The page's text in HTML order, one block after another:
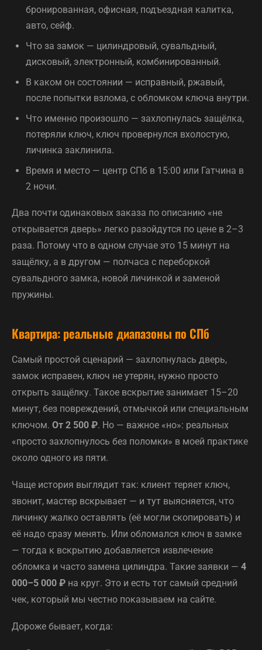
бронированная, офисная, подъездная калитка,
авто, сейф.
Что за замок — цилиндровый, сувальдный,
дисковый, электронный, комбинированный.
В каком он состоянии — исправный, ржавый,
после попытки взлома, с обломком ключа внутри.
Что именно произошло — захлопнулась защёлка,
потеряли ключ, ключ провернулся вхолостую,
личинка заклинила.
Время и место — центр СПб в 15:00 или Гатчина в
2 ночи.
Два почти одинаковых заказа по описанию «не
открывается дверь» легко разойдутся по цене в 2–3
раза. Потому что в одном случае это 15 минут на
защёлку, а в другом — полчаса с переборкой
сувальдного замка, новой личинкой и заменой
пружины.
Квартира: реальные диапазоны по СПб
Самый простой сценарий — захлопнулась дверь,
замок исправен, ключ не утерян, нужно просто
открыть защёлку. Такое вскрытие занимает 15–20
минут, без повреждений, отмычкой или специальным
ключом. От 2 500 ₽. Но — важное «но»: реальных
«просто захлопнулось без поломки» в моей практике
около одного из пяти.
Чаще история выглядит так: клиент теряет ключ,
звонит, мастер вскрывает — и тут выясняется, что
личинку жалко оставлять (её могли скопировать) и
её надо сразу менять. Или обломался ключ в замке
— тогда к вскрытию добавляется извлечение
обломка и часто замена цилиндра. Такие заявки — 4
000–5 000 ₽ на круг. Это и есть тот самый средний
чек, который мы честно показываем на сайте.
Дороже бывает, когда: